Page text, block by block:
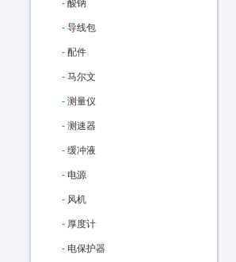
- 酸钠
- 导线包
- 配件
- 马尔文
- 测量仪
- 测速器
- 缓冲液
- 电源
- 风机
- 厚度计
- 电保护器